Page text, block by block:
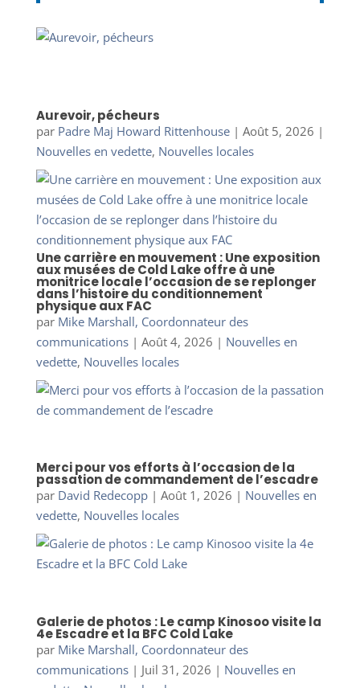
Aurevoir, pécheurs
par Padre Maj Howard Rittenhouse| Août 5, 2026 |
Nouvelles en vedette, Nouvelles locales
Une carrière en mouvement : Une exposition
aux musées de Cold Lake offre à une
monitrice locale l’occasion de se replonger
dans l’histoire du conditionnement
physique aux FAC
par Mike Marshall, Coordonnateur des
communications| Août 4, 2026 | Nouvelles en
vedette, Nouvelles locales
Merci pour vos efforts à l’occasion de la
passation de commandement de l’escadre
par David Redecopp| Août 1, 2026 | Nouvelles en
vedette, Nouvelles locales
Galerie de photos : Le camp Kinosoo visite la
4e Escadre et la BFC Cold Lake
par Mike Marshall, Coordonnateur des
communications| Juil 31, 2026 | Nouvelles en